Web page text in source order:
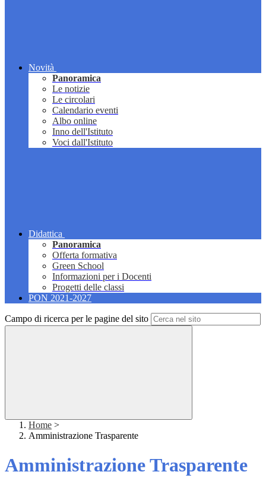
Novità
Panoramica
Le notizie
Le circolari
Calendario eventi
Albo online
Inno dell'Istituto
Voci dall'Istituto
Didattica
Panoramica
Offerta formativa
Green School
Informazioni per i Docenti
Progetti delle classi
PON 2021-2027
Campo di ricerca per le pagine del sito
Home >
Amministrazione Trasparente
Amministrazione Trasparente